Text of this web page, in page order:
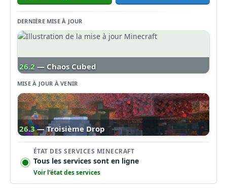
DERNIÈRE MISE À JOUR
26.2 — Chaos Cubed
MISE À JOUR À VENIR
26.3 — Troisième Drop
ÉTAT DES SERVICES MINECRAFT
Tous les services sont en ligne
Voir l’état des services